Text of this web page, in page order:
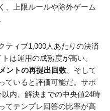
、上限ルールや除外ゲーム
ティブ1,000人あたりの決済
は運用の成熟度が高い。
ントの再提出回数 、そして
ていると評価可能だ。サポ
内、解決までの中央値24時
てテンプレ回答の比率が高